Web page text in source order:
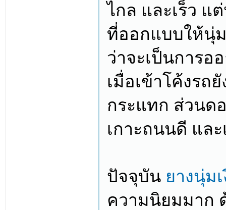
ไกล และเร็ว แ
ที่ออกแบบให้นุ่
ว่าจะเป็นการ
เมื่อเข้าโค้งรถ
กระแทก ส่วนด
เกาะถนนดี แล
ปัจจุบัน ยางนุ่ม
ความนิยมมาก